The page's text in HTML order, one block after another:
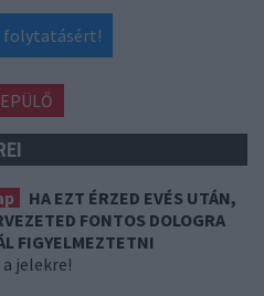
folytatásért!
HA EZT ÉRZED EVÉS UTÁN,
FONTOS DOLOGRA
FIGYELMEZTETNI
jelekre!